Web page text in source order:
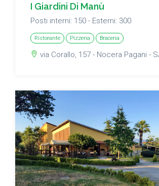
I Giardini Di Manù
Posti interni: 150 - Esterni: 300
Ristorante Pizzeria Braceria
via Corallo, 157 - Nocera Pagani -